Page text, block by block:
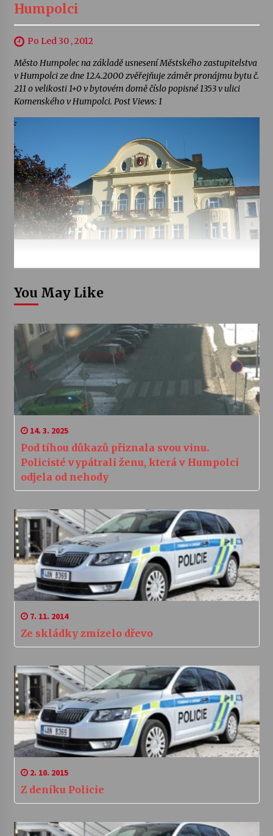
Humpolci
Po Led 30 , 2012
Město Humpolec na základě usnesení Městského zastupitelstva
v Humpolci ze dne 12.4.2000 zvěřejňuje záměr pronájmu bytu č.
211 o velikosti 1+0 v bytovém domě číslo popisné 1353 v ulici
Komenského v Humpolci. Post Views: 1
You May Like
14. 3. 2025
Pod tíhou důkazů přiznala svou vinu.
Policisté vypátrali ženu, která v Humpolci
odjela od nehody
7. 11. 2014
Ze skládky zmizelo dřevo
2. 10. 2015
Z deníku Policie